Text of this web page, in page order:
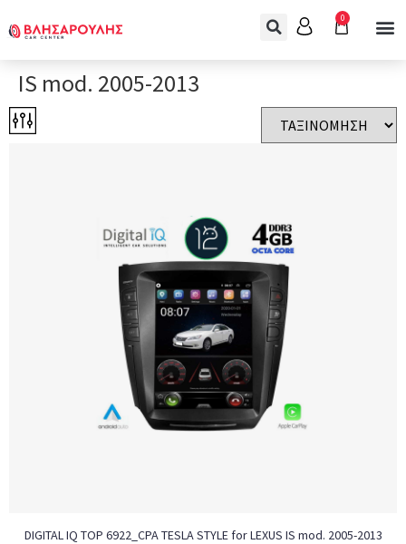
0
IS mod. 2005-2013
DIGITAL IQ TOP 6922_CPA TESLA STYLE for LEXUS IS mod. 2005-2013